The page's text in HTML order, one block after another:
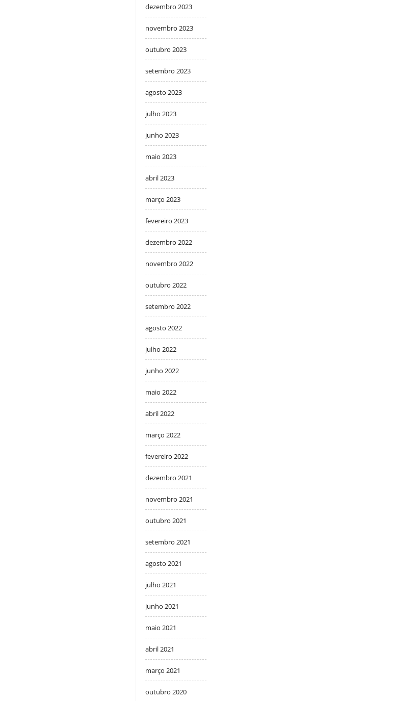
dezembro 2023
novembro 2023
outubro 2023
setembro 2023
agosto 2023
julho 2023
junho 2023
maio 2023
abril 2023
março 2023
fevereiro 2023
dezembro 2022
novembro 2022
outubro 2022
setembro 2022
agosto 2022
julho 2022
junho 2022
maio 2022
abril 2022
março 2022
fevereiro 2022
dezembro 2021
novembro 2021
outubro 2021
setembro 2021
agosto 2021
julho 2021
junho 2021
maio 2021
abril 2021
março 2021
outubro 2020